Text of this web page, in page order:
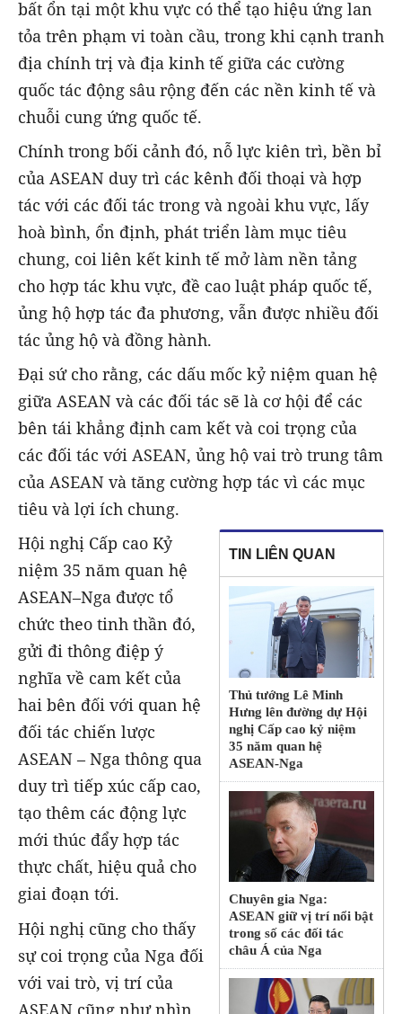
bất ổn tại một khu vực có thể tạo hiệu ứng lan
tỏa trên phạm vi toàn cầu, trong khi cạnh tranh
địa chính trị và địa kinh tế giữa các cường
quốc tác động sâu rộng đến các nền kinh tế và
chuỗi cung ứng quốc tế.
Chính trong bối cảnh đó, nỗ lực kiên trì, bền bỉ
của ASEAN duy trì các kênh đối thoại và hợp
tác với các đối tác trong và ngoài khu vực, lấy
hoà bình, ổn định, phát triển làm mục tiêu
chung, coi liên kết kinh tế mở làm nền tảng
cho hợp tác khu vực, đề cao luật pháp quốc tế,
ủng hộ hợp tác đa phương, vẫn được nhiều đối
tác ủng hộ và đồng hành.
Đại sứ cho rằng, các dấu mốc kỷ niệm quan hệ
giữa ASEAN và các đối tác sẽ là cơ hội để các
bên tái khẳng định cam kết và coi trọng của
các đối tác với ASEAN, ủng hộ vai trò trung tâm
của ASEAN và tăng cường hợp tác vì các mục
tiêu và lợi ích chung.
TIN LIÊN QUAN
Thủ tướng Lê Minh
Hưng lên đường dự Hội
nghị Cấp cao kỷ niệm
35 năm quan hệ
ASEAN-Nga
Chuyên gia Nga:
ASEAN giữ vị trí nổi bật
trong số các đối tác
châu Á của Nga
Hội nghị Cấp cao Kỷ
niệm 35 năm quan hệ
ASEAN–Nga được tổ
chức theo tinh thần đó,
gửi đi thông điệp ý
nghĩa về cam kết của
hai bên đối với quan hệ
đối tác chiến lược
ASEAN – Nga thông qua
duy trì tiếp xúc cấp cao,
tạo thêm các động lực
mới thúc đẩy hợp tác
thực chất, hiệu quả cho
giai đoạn tới.
Hội nghị cũng cho thấy
sự coi trọng của Nga đối
với vai trò, vị trí của
ASEAN cũng như nhìn